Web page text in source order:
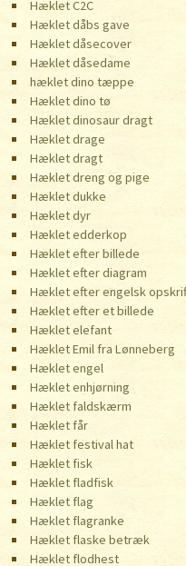
Hæklet C2C
Hæklet dåbs gave
Hæklet dåsecover
Hæklet dåsedame
hæklet dino tæppe
Hæklet dino tø
Hæklet dinosaur dragt
Hæklet drage
Hæklet dragt
Hæklet dreng og pige
Hæklet dukke
Hæklet dyr
Hæklet edderkop
Hæklet efter billede
Hæklet efter diagram
Hæklet efter engelsk
Hæklet efter et billede
Hæklet elefant
Hæklet Emil fra Lønneberg
Hæklet engel
Hæklet enhjørning
Hæklet faldskærm
Hæklet får
Hæklet festival hat
Hæklet fisk
Hæklet fladfisk
Hæklet flag
Hæklet flagranke
Hæklet flaske betræk
Hæklet flodhest